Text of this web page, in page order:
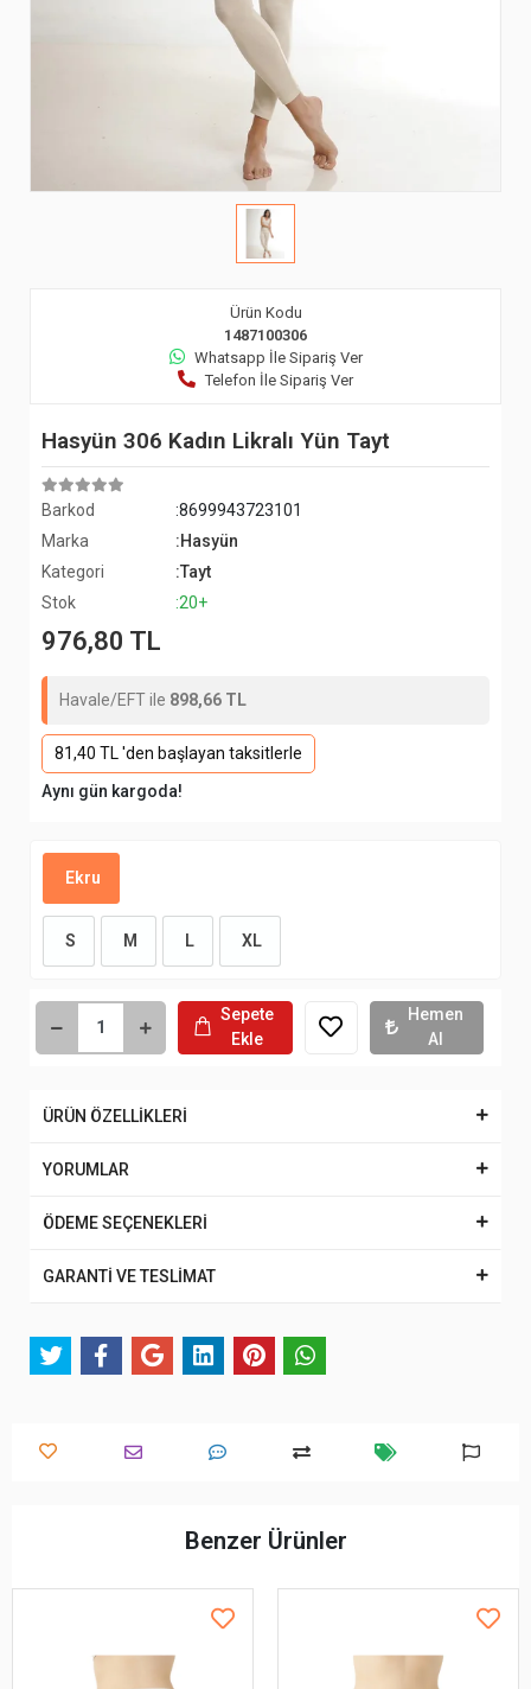
Ürün Kodu
1487100306
Whatsapp İle Sipariş Ver
Telefon İle Sipariş Ver
Hasyün 306 Kadın Likralı Yün Tayt
Barkod
:8699943723101
Marka
:Hasyün
Kategori
:Tayt
Stok
:20+
976,80 TL
Havale/EFT ile 898,66 TL
81,40 TL 'den başlayan taksitlerle
Aynı gün kargoda!
Ekru
S M L XL
Sepete
Ekle
Hemen
Al
ÜRÜN ÖZELLİKLERİ
YORUMLAR
ÖDEME SEÇENEKLERİ
GARANTİ VE TESLİMAT
Benzer Ürünler